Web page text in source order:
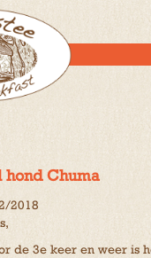
hond Chuma
2018
de 3e keer en weer is